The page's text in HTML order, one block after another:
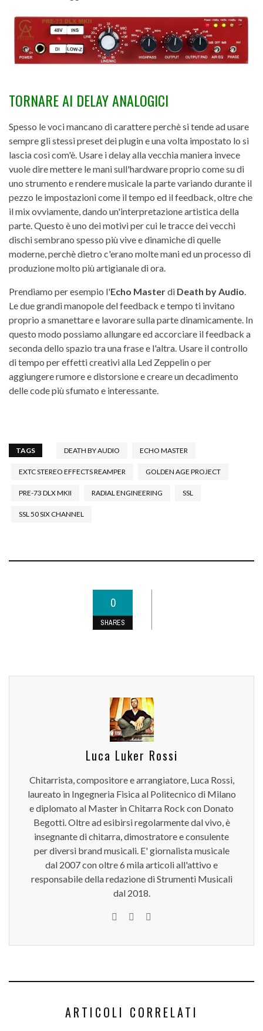
TORNARE AI DELAY ANALOGICI
Spesso le voci mancano di carattere perchè si tende ad usare
sempre gli stessi preset dei plugin e una volta impostato lo si
lascia così com'è. Usare i delay alla vecchia maniera invece
vuole dire mettere le mani sull'hardware proprio come su di
uno strumento e rendere musicale la parte variando durante il
pezzo le impostazioni come il tempo ed il feedback, oltre che
il mix ovviamente, dando un'interpretazione artistica della
parte. Questo è uno dei motivi per cui le tracce dei vecchi
dischi sembrano spesso più vive e dinamiche di quelle
moderne, perchè dietro c'erano molte mani ed un processo di
produzione molto più artigianale di ora.
Prendiamo per esempio l'Echo Masterdi Death by Audio
Le due grandi manopole del feedback e tempo ti invitano
proprio a smanettare e lavorare sulla parte dinamicamente. In
questo modo possiamo allungare ed accorciare il feedback a
seconda dello spazio tra una frase e l'altra. Usare il controllo
di tempo per effetti creativi alla Led Zeppelin o per
aggiungere rumore e distorsione e creare un decadimento
delle code più sfumato e interessante.
TAGS DEATH BY AUDIO ECHO MASTER
EXTC STEREO EFFECTS REAMPER GOLDEN AGE PROJECT
PRE-73 DLX MKII RADIAL ENGINEERING SSL
SSL 50 SIX CHANNEL
0
SHARES
Luca Luker Rossi
Chitarrista, compositore e arrangiatore, Luca Rossi,
laureato in Ingegneria Fisica al Politecnico di Milano
e diplomato al Master in Chitarra Rock con Donato
Begotti. Oltre ad esibirsi regolarmente dal vivo, è
insegnante di chitarra, dimostratore e consulente
per diversi brand musicali. E' giornalista musicale
dal 2007 con oltre 6 mila articoli all'attivo e
responsabile della redazione di Strumenti Musicali
dal 2018.
ARTICOLI CORRELATI